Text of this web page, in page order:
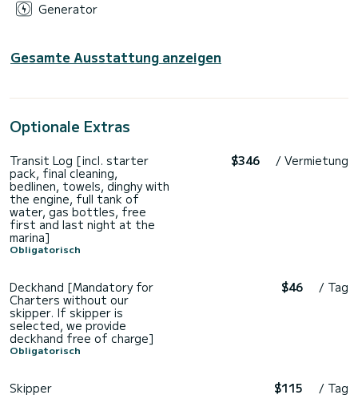
Generator
Gesamte Ausstattung anzeigen
Optionale Extras
Transit Log [incl. starter
pack, final cleaning,
bedlinen, towels, dinghy with
the engine, full tank of
water, gas bottles, free
first and last night at the
marina]
Obligatorisch
$346 / Vermietung
Deckhand [Mandatory for
Charters without our
skipper. If skipper is
selected, we provide
deckhand free of charge]
Obligatorisch
$46 / Tag
Skipper $115 / Tag